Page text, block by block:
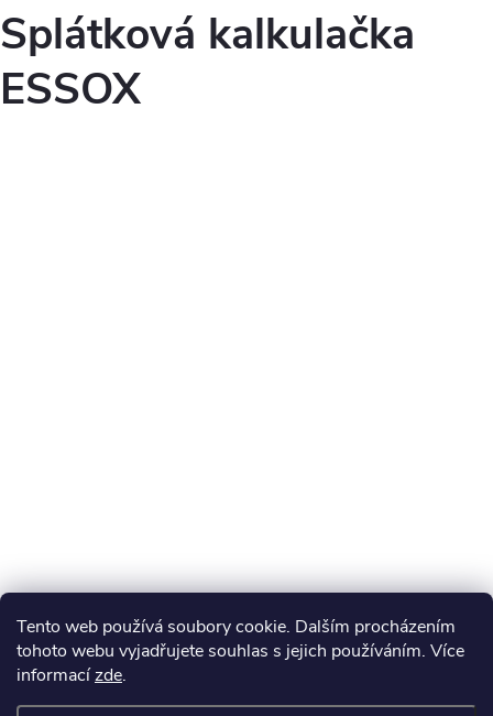
Tento web používá soubory cookie. Dalším procházením
tohoto webu vyjadřujete souhlas s jejich používáním. Více
informacízde.
Splátková kalkulačka
ESSOX